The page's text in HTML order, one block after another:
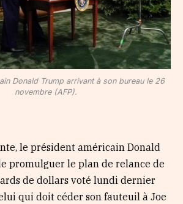
Donald Trump arrivant à son bureau le 26
novembre (AFP).
le président américain Donald
promulguer le plan de relance de
de dollars voté lundi dernier
qui doit céder son fauteuil à Joe